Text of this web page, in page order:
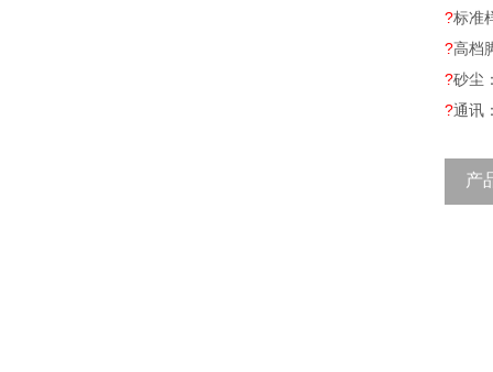
?标准
?高档
?砂尘
?通讯
产